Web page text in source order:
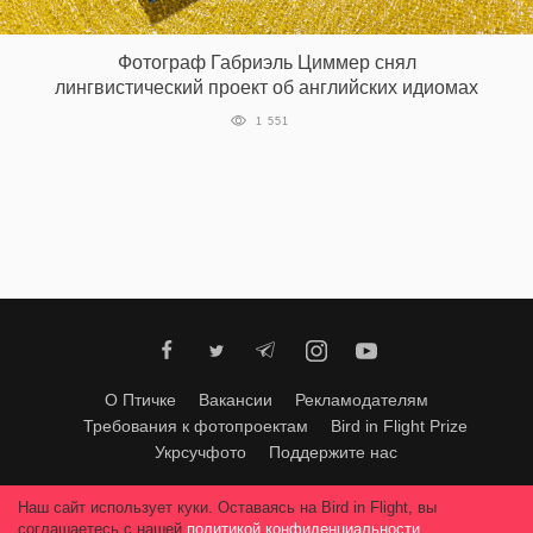
Фотограф Габриэль Циммер снял
лингвистический проект об английских идиомах
1 551
О Птичке Вакансии
Рекламодателям
Требования к фотопроектам
Bird in Flight Prize
Укрсучфото
Поддержите нас
Любое использование материалов допускается только с согласия
редакции.© 2026, Bird In Flight.
Наш сайт использует куки. Оставаясь на Bird in Flight, вы
соглашаетесь с нашей политикой конфиденциальности